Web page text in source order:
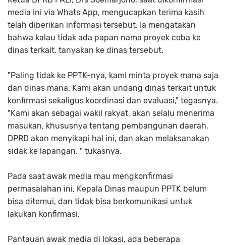
media ini via Whats App, mengucapkan terima kasih
telah diberikan informasi tersebut. Ia mengatakan
bahwa kalau tidak ada papan nama proyek coba ke
dinas terkait, tanyakan ke dinas tersebut.
"Paling tidak ke PPTK-nya, kami minta proyek mana saja
dan dinas mana. Kami akan undang dinas terkait untuk
konfirmasi sekaligus koordinasi dan evaluasi," tegasnya.
"Kami akan sebagai wakil rakyat, akan selalu menerima
masukan, khususnya tentang pembangunan daerah,
DPRD akan menyikapi hal ini, dan akan melaksanakan
sidak ke lapangan, " tukasnya.
Pada saat awak media mau mengkonfirmasi
permasalahan ini, Kepala Dinas maupun PPTK belum
bisa ditemui, dan tidak bisa berkomunikasi untuk
lakukan konfirmasi.
Pantauan awak media di lokasi, ada beberapa